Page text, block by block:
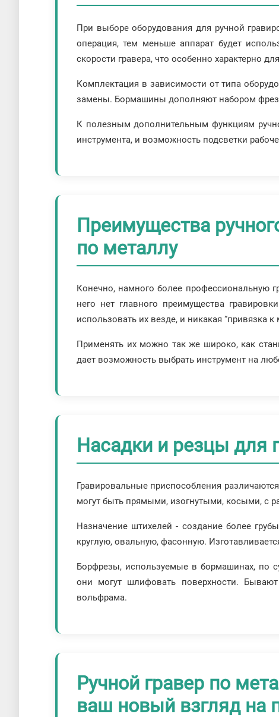
При выборе оборудования для ручной
операция, тем меньше аппарат будет
скорости гравера, что особенно характерно
Комплектация в зависимости от типа
замены. Бормашины дополняют набором
К полезным дополнительным функциям
инструмента, и возможность подсветки
Преимущества
по металлу
Конечно, намного более профессиональную
него нет главного преимущества
использовать их везде, и никакая “привязка к
Применять их можно так же широко, как
дает возможность выбрать инструмент на
Насадки и резцы для
Гравировальные приспособления
могут быть прямыми, изогнутыми, косыми, с
Назначение штихелей - создание более
круглую, овальную, фасонную.
Борфрезы, используемые в бормашинах, по
они могут шлифовать поверхности.
вольфрама.
Ручной гравер по
ваш новый взгляд на